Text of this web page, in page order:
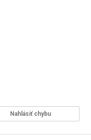
Nahlásiť chybu